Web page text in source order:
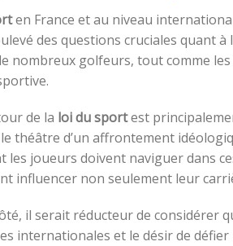
en France et au niveau
des questions cruciales quant
nombreux golfeurs, tout comme
de la loi du sportest
théâtre d’un affrontement
les joueurs doivent naviguer dans
influencer non seulement leur
il serait réducteur de considérer
internationales et le désir de